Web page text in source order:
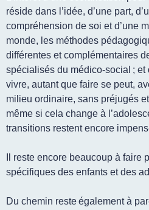
réside dans l’idée, d’une part,
compréhension de soi et d’une
monde, les méthodes
différentes et complémentaires
spécialisés du médico-social ; et
vivre, autant que faire se peut,
milieu ordinaire, sans préjugés
même si cela change à
transitions restent encore
Il reste encore beaucoup à faire
spécifiques des enfants et des
Du chemin reste également à